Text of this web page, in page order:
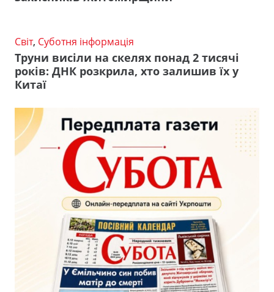
Світ, Суботня інформація
Труни висіли на скелях понад 2 тисячі
років: ДНК розкрила, хто залишив їх у
Китаї